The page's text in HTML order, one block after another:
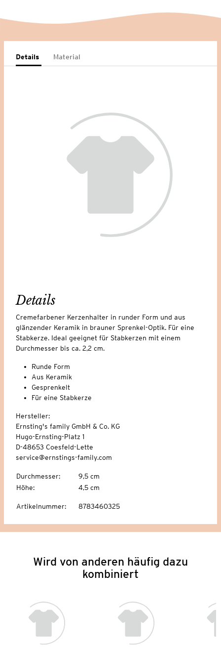
Details Material
Details
Cremefarbener Kerzenhalter in runder Form und aus
glänzender Keramik in brauner Sprenkel-Optik. Für eine
Stabkerze. Ideal geeignet für Stabkerzen mit einem
Durchmesser bis ca. 2,2 cm.
Runde Form
Aus Keramik
Gesprenkelt
Für eine Stabkerze
Hersteller:
Ernsting's family GmbH & Co. KG
Hugo-Ernsting-Platz 1
D-48653 Coesfeld-Lette
service@ernstings-family.com
Durchmesser:
9,5 cm
Höhe: 4,5 cm
Artikelnummer: 8783460325
Wird von anderen häufig dazu
kombiniert